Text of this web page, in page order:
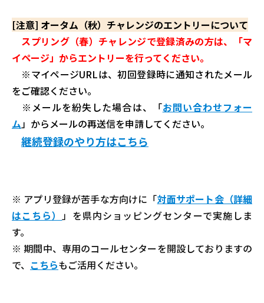
[注意] オータム（秋）チャレンジのエントリーについて
スプリング（春）チャレンジで登録済みの方は、「マ
イページ」からエントリーを行ってください。
※マイページURLは、初回登録時に通知されたメール
をご確認ください。
※メールを紛失した場合は、「お問い合わせフォー
ム」からメールの再送信を申請してください。
継続登録のやり方はこちら
※ アプリ登録が苦手な方向けに「対面サポート会（詳細
はこちら）」を県内ショッピングセンターで実施しま
す。
※ 期間中、専用のコールセンターを開設しておりますの
で、 こちらもご活用ください。